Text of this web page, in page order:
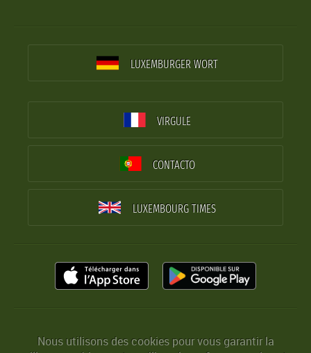
LUXEMBURGER WORT
VIRGULE
CONTACTO
LUXEMBOURG TIMES
Nous utilisons des cookies pour vous garantir la